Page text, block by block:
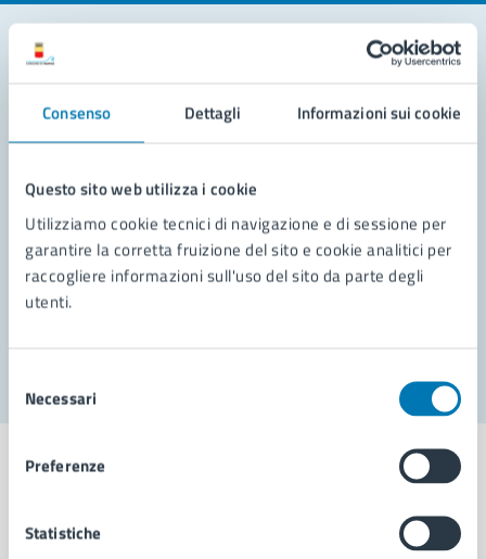
Consenso Dettagli Informazioni sui cookie
Questo sito web utilizza i cookie
Utilizziamo cookie tecnici di navigazione e di sessione per
garantire la corretta fruizione del sito e cookie analitici per
raccogliere informazioni sull'uso del sito da parte degli
utenti.
delNecessari
Preferenze
Statistiche
Leggi le domande frequenti
Richiedi assistenza
Prenota appuntamento
Problemi in città
Comune di Napoli